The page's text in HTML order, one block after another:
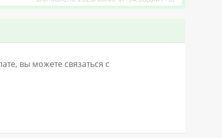
вы можете связаться с